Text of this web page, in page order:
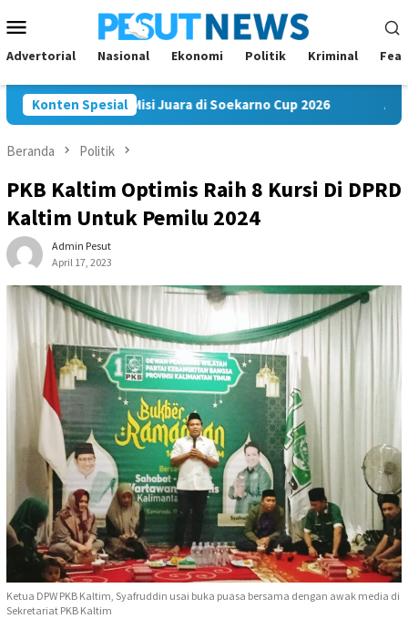
ke
kontenMobile
Advertorial Nasional Ekonomi Politik Kriminal
Konten Spesial
FC Bawa Misi Juara di Soekarno Cup 2026 Andi Satya
Beranda Politik
PKB Kaltim Optimis Raih 8 Kursi Di DPRD
Kaltim Untuk Pemilu 2024
Admin Pesut
April 17, 2023
Ketua DPW PKB Kaltim, Syafruddin usai buka puasa bersama dengan awak media di
Sekretariat PKB Kaltim